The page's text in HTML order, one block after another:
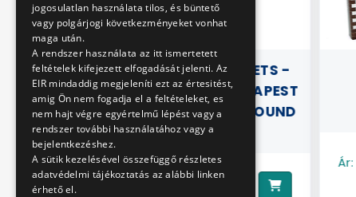
187V
TRANSPORT BOOKLETS -
HISTORY OF THE BUDAPEST
MILLENIUM UNDERGROUND
RAILWAY
Ár:5000 Ft
Ár:
jogosulatlan használata tilos, és büntető
vagy polgárjogi következményeket vonhat
maga után.
A rendszer használata az itt ismertetett
feltételek kifejezett elfogadását jelenti. Az
EIR mindaddig megjeleníti ezt az értesitést,
amig Ön nem fogadja el a feltételeket, es
nem hajt végre egyértelmű lépést vagy a
rendszer további használatához vagy a
bejelentkezéshez.
A sütik kezelésével összefüggő részletes
adatvédelmi tájékoztatás az alábbi linken
érhető el.